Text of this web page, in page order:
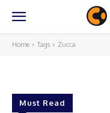
Home Tags Zucca
Must Read